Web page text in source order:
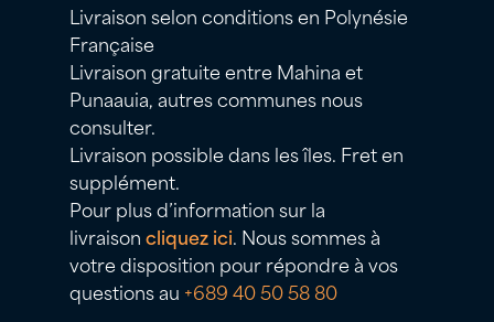
Livraison selon conditions en Polynésie
Française
Livraison gratuite entre Mahina et
Punaauia, autres communes nous
consulter.
Livraison possible dans les îles. Fret en
supplément.
Pour plus d’information sur la
livraisoncliquez ici. Nous sommes à
votre disposition pour répondre à vos
questions au +689 40 50 58 80